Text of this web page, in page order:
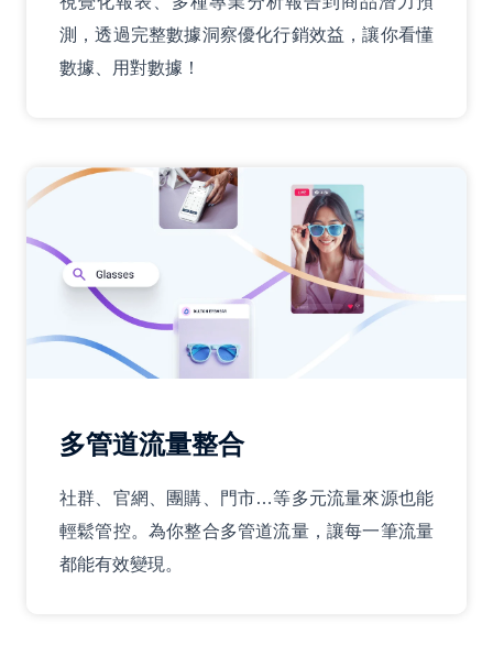
測，透過完整數據洞察優化行銷效益，讓你看懂
數據、用對數據！
多管道流量整合
社群、官網、團購、門市…等多元流量來源也能
輕鬆管控。為你整合多管道流量，讓每一筆流量
都能有效變現。